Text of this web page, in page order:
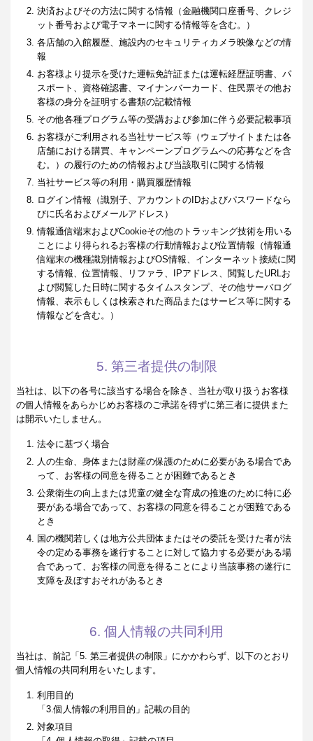
決済およびその方法に関する情報（金融機関口座番号、クレジ
ット番号および電子マネーに関する情報等を含む。）
各店舗の入館履歴、施設内のセキュリティカメラ映像などの情
報
お客様より提示を受けた運転免許証または運転経歴証明書、パ
スポート、資格確認書、マイナンバーカード、住民票その他お
客様の身分を証明する書類の記載情報
その他各種プログラム等の受講および参加に伴う必要記載事項
お客様がご利用される当社サービス等（ウェブサイトまたは各
店舗における購買、キャンペーンプログラムへの応募などを含
む。）の履行のための情報および当該取引に関する情報
当社サービス等の利用・購買履歴情報
ログイン情報（識別子、アカウントのIDおよびパスワードなら
びに氏名およびメールアドレス）
情報通信端末およびCookieその他のトラッキング技術を用いる
ことにより得られるお客様の行動情報および位置情報（情報通
信端末の機種識別情報およびOS情報、インターネット接続に関
する情報、位置情報、リファラ、IPアドレス、閲覧したURLお
よび閲覧した日時に関するタイムスタンプ、その他サーバログ
情報、表示もしくは検索された商品またはサービス等に関する
情報などを含む。）
5. 第三者提供の制限
当社は、以下の各号に該当する場合を除き、当社が取り扱うお客様
の個人情報をあらかじめお客様のご承諾を得ずに第三者に提供また
は開示いたしません。
法令に基づく場合
人の生命、身体または財産の保護のために必要がある場合であ
って、お客様の同意を得ることが困難であるとき
公衆衛生の向上または児童の健全な育成の推進のために特に必
要がある場合であって、お客様の同意を得ることが困難である
とき
国の機関若しくは地方公共団体またはその委託を受けた者が法
令の定める事務を遂行することに対して協力する必要がある場
合であって、お客様の同意を得ることにより当該事務の遂行に
支障を及ぼすおそれがあるとき
6. 個人情報の共同利用
当社は、前記「5. 第三者提供の制限」にかかわらず、以下のとおり
個人情報の共同利用をいたします。
利用目的
「3.個人情報の利用目的」記載の目的
対象項目